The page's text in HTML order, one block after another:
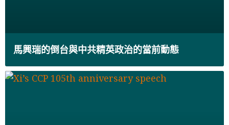
馬興瑞的倒台與中共精英政治的當前動態